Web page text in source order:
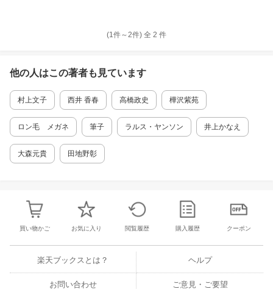
(1件～2件) 全 2 件
他の人はこの著者も見ています
村上文子 西井 香春 高橋政史 樺沢紫苑
ロン毛 メガネ 筆子 ラルス・ヤンソン 井上かなえ
大森元貴 田地野彰
買い物かご お気に入り 閲覧履歴 購入履歴 クーポン
楽天ブックスとは？ ヘルプ
お問い合わせ ご意見・ご要望